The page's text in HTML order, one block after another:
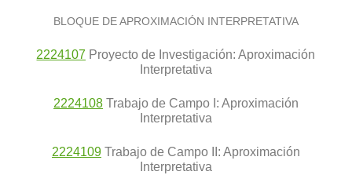
BLOQUE DE APROXIMACIÓN INTERPRETATIVA
2224107 Proyecto de Investigación: Aproximación
Interpretativa
2224108Trabajo de Campo I: Aproximación
Interpretativa
2224109Trabajo de Campo II: Aproximación
Interpretativa